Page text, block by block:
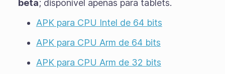
beta; disponível apenas para tablets.
APK para CPU Intel de 64 bits
APK para CPU Arm de 64 bits
APK para CPU Arm de 32 bits